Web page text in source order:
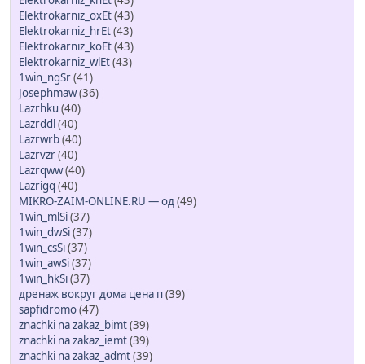
Elektrokarniz_oxEt(43)
Elektrokarniz_hrEt(43)
Elektrokarniz_koEt(43)
Elektrokarniz_wlEt(43)
1win_ngSr(41)
Josephmaw(36)
Lazrhku (40)
Lazrddl(40)
Lazrwrb(40)
Lazrvzr(40)
Lazrqww(40)
Lazrigq (40)
MIKRO-ZAIM-ONLINE.RU — од(49)
1win_mlSi(37)
1win_dwSi(37)
1win_csSi(37)
1win_awSi(37)
1win_hkSi(37)
дренаж вокруг дома цена п(39)
sapfidromo(47)
znachki na zakaz_bimt(39)
znachki na zakaz_iemt(39)
znachki na zakaz_admt(39)